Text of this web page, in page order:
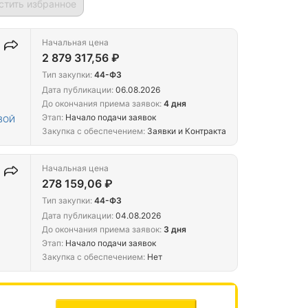
избранное
Начальная цена
2 879 317,56 ₽
Тип закупки: 44-ФЗ
Дата публикации: 06.08.2026
До окончания приема заявок: 4 дня
Этап: Начало подачи заявок
Закупка с обеспечением: Заявки и Контракта
Начальная цена
278 159,06 ₽
Тип закупки: 44-ФЗ
Дата публикации: 04.08.2026
До окончания приема заявок: 3 дня
Этап: Начало подачи заявок
Закупка с обеспечением: Нет